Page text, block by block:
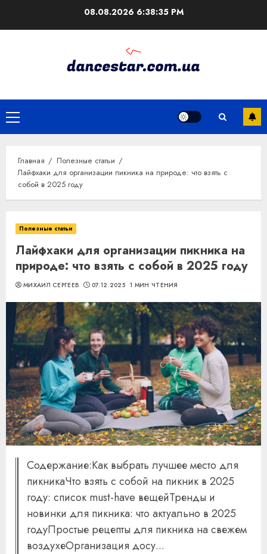
08.08.2026 6:38:36 PM
Основное
меню
Главная
Полезные статьи
Лайфхаки для организации пикника на природе: что взять с
собой в 2025 году
Полезные статьи
Лайфхаки для организации пикника на
природе: что взять с собой в 2025 году
МИХАИЛ СЕРГЕЕВ 07.12.2025 1 МИН ЧТЕНИЯ
Содержание:Как выбрать лучшее место для
пикникаЧто взять с собой на пикник в 2025
году: список must-have вещейТренды и
новинки для пикника: что актуально в 2025
годуПростые рецепты для пикника на свежем
воздухеОрганизация досу...